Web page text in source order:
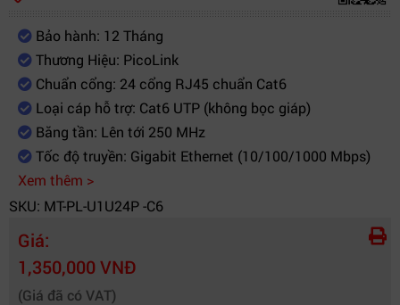
Bảo hành: 12 Tháng
Thương Hiệu: PicoLink
Chuẩn cổng: 24 cổng RJ45 chuẩn Cat6
Loại cáp hỗ trợ: Cat6 UTP (không bọc giáp)
Băng tần: Lên tới 250 MHz
Tốc độ truyền: Gigabit Ethernet (10/100/1000 Mbps)
Xem thêm >
SKU: MT-PL-U1U24P -C6
Giá:
1,350,000 VNĐ
(Giá đã có VAT)